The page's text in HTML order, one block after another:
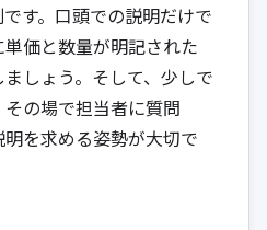
す。口頭での説明だけで
価と数量が明記された
しょう。そして、少しで
の場で担当者に質問
を求める姿勢が大切で